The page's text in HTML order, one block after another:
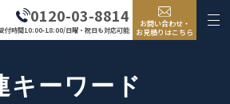
0120-03-8814
付時間10:00-18:00/日曜・祝日も対応可能
お問い合わせ・
お見積りはこちら
キーワード